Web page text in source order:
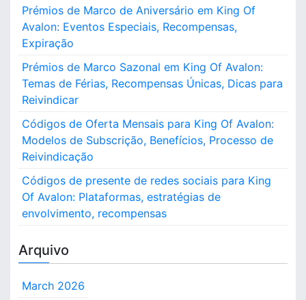
oPrémios de Marco de Aniversário em King Of
Avalon: Eventos Especiais, Recompensas,
Expiração
Prémios de Marco Sazonal em King Of Avalon:
Temas de Férias, Recompensas Únicas, Dicas para
Reivindicar
Códigos de Oferta Mensais para King Of Avalon:
Modelos de Subscrição, Benefícios, Processo de
Reivindicação
Códigos de presente de redes sociais para King
Of Avalon: Plataformas, estratégias de
envolvimento, recompensas
Arquivo
March 2026